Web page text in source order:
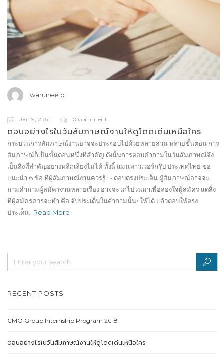
warunee p
Jan 9, 2561 0 comment
ตอบอย่างไรในวันสัมภาษณ์งานให้ดูโดดเด่นเหนือใคร
กระบวนการสัมภาษณ์งานอาจจะประกอบไปด้วยหลายส่วน หลายขั้นตอน การ
สัมภาษณ์ก็เป็นขั้นตอนหนึ่งที่สำคัญ ดังนั้นการตอบคำถามในวันสัมภาษณ์จึง
เป็นสิ่งที่สำคัญอย่างหลีกเลี่ยงไม่ได้ ทั้งนี้ แมนพาวเวอร์กรุ๊ป ประเทศไทย ขอ
แนะนำ 6 ข้อ ที่ผู้สัมภาษณ์งานควรรู้ . - ตอบตรงประเด็น ผู้สัมภาษณ์อาจจะ
ถามคำถามผู้สมัครงานหลายเรื่อง อาจจะวกไปวนมาเพื่อลองใจผู้สมัคร แต่สิ่ง
ที่ผู้สมัครควรจะทำ คือ จับประเด็นในคำถามนั้นๆให้ได้ แล้วตอบให้ตรง
ประเด็น..
Read More
RECENT POSTS
CMO Group Internship Program 2018
ตอบอย่างไรในวันสัมภาษณ์งานให้ดูโดดเด่นเหนือใคร